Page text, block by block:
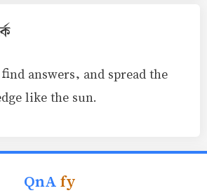
answers, and spread the
like the sun.
QnAfy